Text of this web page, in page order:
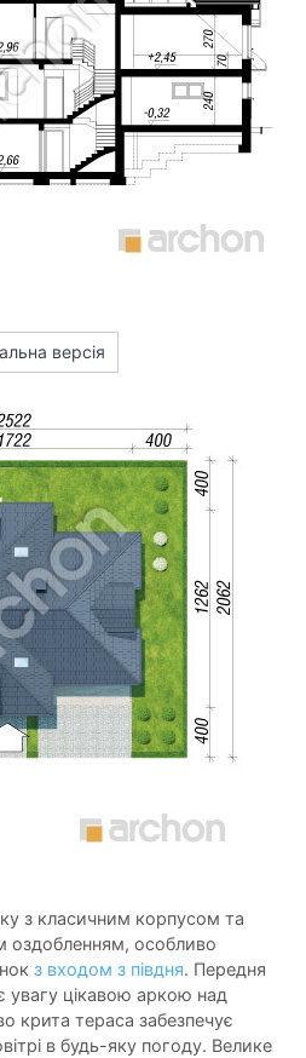
версія
з класичним корпусом та
оздобленням, особливо
з входом з півдня. Передня
увагу цікавою аркою над
крита тераса забезпечує
в будь-яку погоду. Велике